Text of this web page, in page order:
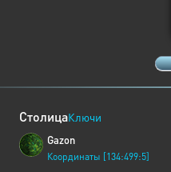
СтолицаКлючи
Gazon
Координаты [134:499:5]